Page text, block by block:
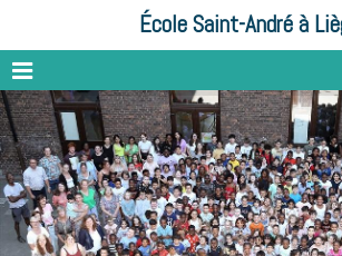
École Saint-André à